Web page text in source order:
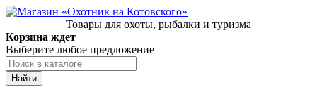
Товары для охоты, рыбалки и туризма
Корзина ждет
Выберите любое предложение
Найти